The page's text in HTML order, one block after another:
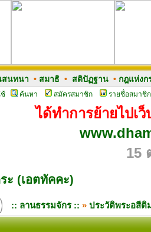
สนทนา • สมาธิ• สติปัฏฐาน• กฎแห่งก
ค้นหา สมัครสมาชิก รายชื่อสมาชิก
ได้ทำการย้ายไปเ
15
ะ (เอตทัคคะ)
:: ลานธรรมจักร :: » ประวัติพระอสีติ